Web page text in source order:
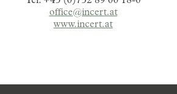
office@incert.at
www.incert.at